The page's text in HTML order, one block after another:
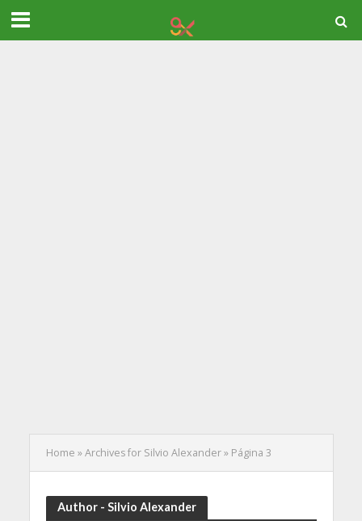
Home »Archives for Silvio Alexander» Página 3
Author - Silvio Alexander